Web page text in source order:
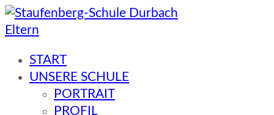
Eltern
START
UNSERE SCHULE
PORTRAIT
PROFIL